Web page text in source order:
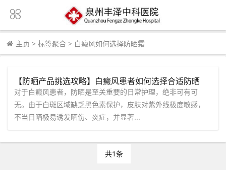
主页 > 标签聚合 > 白癜风如何选择防晒霜
【防晒产品挑选攻略】白癜风患者如何选择合适防晒
霜？泉州中科医院评测推荐清单新鲜出炉！
对于白癜风患者，防晒是至关重要的日常护理，绝非可有可
无。由于白斑区域缺乏黑色素保护，皮肤对紫外线极度敏感，
不当日晒极易诱发晒伤、炎症，并显著...
共1条